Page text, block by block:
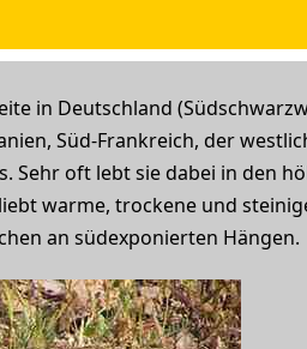
in Deutschland
Süd-Frankreich, der
Sehr oft lebt sie dabei in den
warme, trockene und
an südexponierten Hängen.